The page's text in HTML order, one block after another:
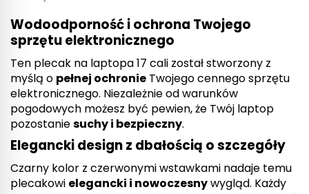
Wodoodporność i ochrona Twojego
sprzętu elektronicznego
Ten plecak na laptopa 17 cali został stworzony z
myślą o pełnej ochronie Twojego cennego sprzętu
elektronicznego. Niezależnie od warunków
pogodowych możesz być pewien, że Twój laptop
pozostaniesuchy i bezpieczny.
Elegancki design z dbałością o szczegóły
Czarny kolor z czerwonymi wstawkami nadaje temu
plecakowi elegancki i nowoczesnywygląd. Każdy